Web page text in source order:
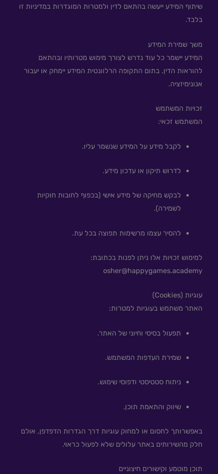
שיתוף המידע ייעשה בהתאם לדין ולמטרות המוגדרות במדיניות זו
בלבד.
משך שמירת המידע
המידע יישמר כל עוד נדרש לצורך מימוש מטרותיו ובהתאם
להוראות הדין. בתום התקופה הרלוונטית המידע יימחק או יעבור
אנונימיזציה.
זכויות המשתמש
המשתמש זכאי:
לקבל מידע על המידע שנשמר עליו.
לדרוש תיקון או עדכון מידע.
לבקש מחיקה של מידע אישי (בכפוף לחובות חוקיות
לשמירה).
להסיר עצמו מרשימות תפוצה בכל עת.
למימוש זכויות אלו ניתן לפנות בכתובת:
osher@happygames.academy
עוגיות (Cookies)
האתר משתמש בעוגיות למטרות:
תפעול בסיסי וחיוני של האתר.
שמירת העדפות המשתמש.
ניתוח סטטיסטי ודפוסי שימוש.
שיווק והתאמת תוכן.
באפשרותך לחסום או למחוק עוגיות דרך הגדרות הדפדפן, אולם
חלק מהשירותים באתר עלולים שלא לפעול כראוי.
תוכן מוטמע וקישורים חיצוניים